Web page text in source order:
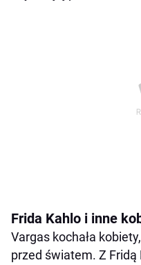
Frida Kahlo i inne
Vargas kochała
przed światem. Z Fridą